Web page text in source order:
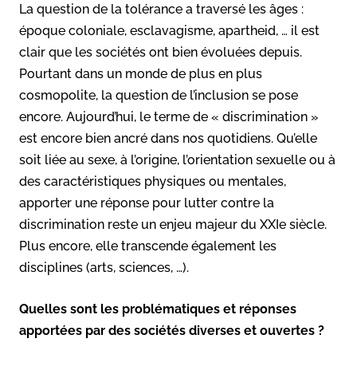
La question de la tolérance a traversé les âges :
époque coloniale, esclavagisme, apartheid, … il est
clair que les sociétés ont bien évoluées depuis.
Pourtant dans un monde de plus en plus
cosmopolite, la question de l’inclusion se pose
encore. Aujourd’hui, le terme de « discrimination »
est encore bien ancré dans nos quotidiens. Qu’elle
soit liée au sexe, à l’origine, l’orientation sexuelle ou à
des caractéristiques physiques ou mentales,
apporter une réponse pour lutter contre la
discrimination reste un enjeu majeur du XXIe siècle.
Plus encore, elle transcende également les
disciplines (arts, sciences, …).
Quelles sont les problématiques et réponses
apportées par des sociétés diverses et ouvertes ?